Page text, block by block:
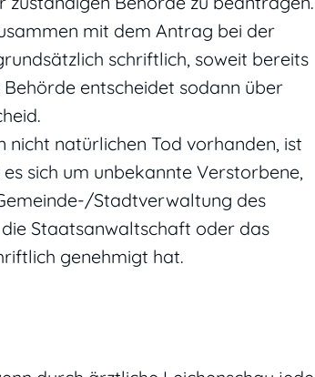
mit dem Antrag bei der
schriftlich, soweit bereits
entscheidet sodann über
nicht natürlichen Tod vorhanden, ist
sich um unbekannte Verstorbene,
Stadtverwaltung des
Staatsanwaltschaft oder das
genehmigt hat.